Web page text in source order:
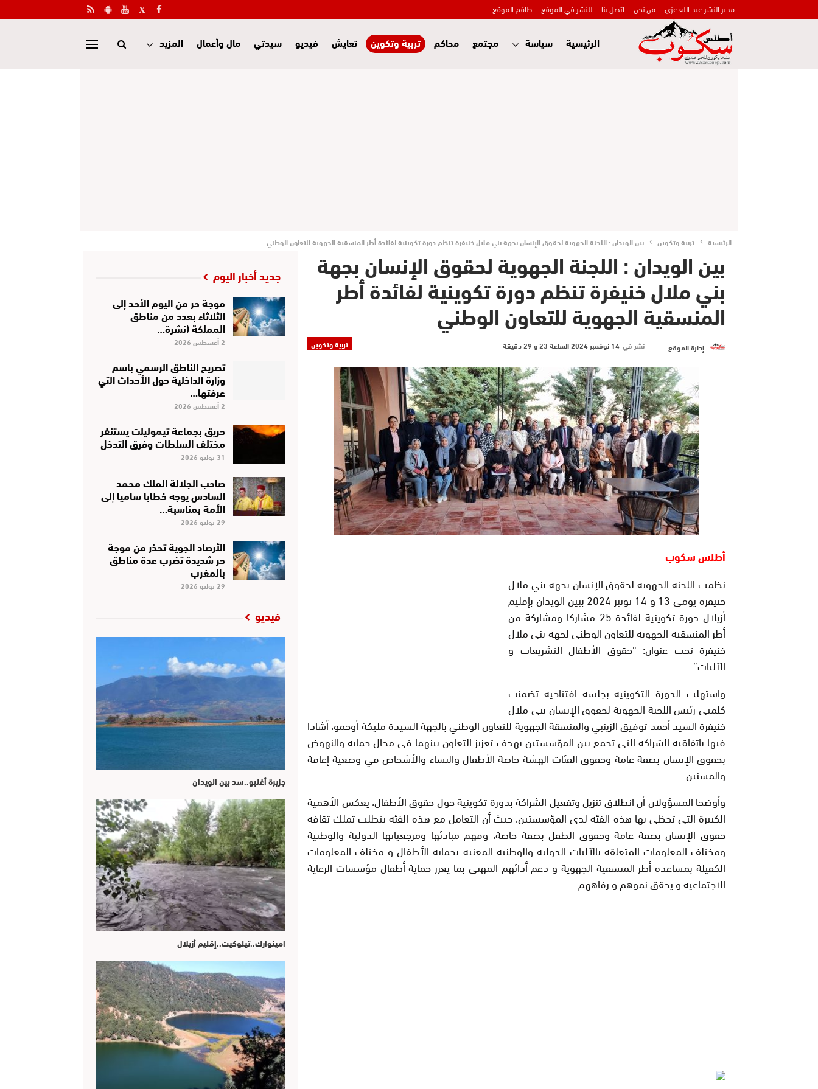
مدير النشر عبد الله عزي من نحن اتصل بنا للنشر في الموقع طاقم الموقع
الرئيسية سياسة مجتمع محاكم تربية وتكوين تعايش فيديو سيدتي مال وأعمال المزيد
الرئيسية تربية وتكوين بين الويدان : اللجنة الجهوية لحقوق الإنسان بجهة بني ملال خنيفرة تنظم دورة تكوينية لفائدة أطر المنسقية الجهوية للتعاون الوطني
بين الويدان : اللجنة الجهوية لحقوق الإنسان بجهة
بني ملال خنيفرة تنظم دورة تكوينية لفائدة أطر
المنسقية الجهوية للتعاون الوطني
تربية وتكوين إدارة الموقع نشر في 14 نوفمبر 2024 الساعة 23 و 29 دقيقة
أطلس سكوب
نظمت اللجنة الجهوية لحقوق الإنسان بجهة بني ملال
خنيفرة يومي 13 و 14 نونبر 2024 ببين الويدان بإقليم
أزيلال دورة تكوينية لفائدة 25 مشاركا ومشاركة من
أطر المنسقية الجهوية للتعاون الوطني لجهة بني ملال
خنيفرة تحت عنوان: “حقوق الأطفال التشريعات و
الآليات”.
واستهلت الدورة التكوينية بجلسة افتتاحية تضمنت
كلمتي رئيس اللجنة الجهوية لحقوق الإنسان بني ملال
خنيفرة السيد أحمد توفيق الزينبي والمنسقة الجهوية للتعاون الوطني بالجهة السيدة مليكة أوحمو، أشادا
فيها باتفاقية الشراكة التي تجمع بين المؤسستين بهدف تعزيز التعاون بينهما في مجال حماية والنهوض
بحقوق الإنسان بصفة عامة وحقوق الفئات الهشة خاصة الأطفال والنساء والأشخاص في وضعية إعاقة
والمسنين
وأوضحا المسؤولان أن انطلاق تنزيل وتفعيل الشراكة بدورة تكوينية حول حقوق الأطفال، يعكس الأهمية
الكبيرة التي تحظى بها هذه الفئة لدى المؤسستين، حيث أن التعامل مع هذه الفئة يتطلب تملك ثقافة
حقوق الإنسان بصفة عامة وحقوق الطفل بصفة خاصة، وفهم مبادئها ومرجعياتها الدولية والوطنية
ومختلف المعلومات المتعلقة بالآليات الدولية والوطنية المعنية بحماية الأطفال و مختلف المعلومات
الكفيلة بمساعدة أطر المنسقية الجهوية و دعم أدائهم المهني بما يعزز حماية أطفال مؤسسات الرعاية
الاجتماعية و يحقق نموهم و رفاههم .
جديد أخبار اليوم
موجة حر من اليوم الأحد إلى
الثلاثاء بعدد من مناطق
المملكة (نشرة…
2 أغسطس 2026
تصريح الناطق الرسمي باسم
وزارة الداخلية حول الأحداث التي
عرفتها…
2 أغسطس 2026
حريق بجماعة تيموليلت يستنفر
مختلف السلطات وفرق التدخل
31 يوليو 2026
صاحب الجلالة الملك محمد
السادس يوجه خطابا ساميا إلى
الأمة بمناسبة…
29 يوليو 2026
الأرصاد الجوية تحذر من موجة
حر شديدة تضرب عدة مناطق
بالمغرب
29 يوليو 2026
فيديو
جزيرة أغنبو..سد بين الويدان
امينوارك..تيلوكيت..إقليم أزيلال